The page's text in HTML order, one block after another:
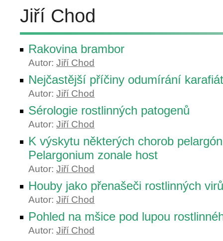
Jiří Chod
Rakovina brambor
Autor: Jiří Chod
Nejčastější příčiny odumírání
Autor: Jiří Chod
Sérologie rostlinných patogenů
Autor: Jiří Chod
K výskytu některých chorob
Pelargonium zonale host
Autor: Jiří Chod
Houby jako přenašeči rostlinných virů
Autor: Jiří Chod
Pohled na mšice pod lupou
Autor: Jiří Chod